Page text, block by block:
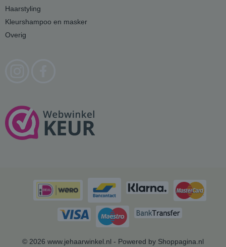
Haarstyling
Kleurshampoo en masker
Overig
© 2026 www.jehaarwinkel.nl - Powered by Shoppagina.nl